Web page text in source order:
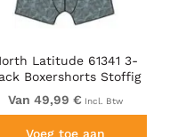
Latitude 61341 3-
Boxershorts Stoffig
Olijfgroen
Van 49,99 € Incl. Btw
Voeg toe aan